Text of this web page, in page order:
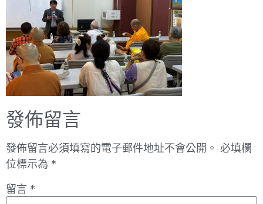
發佈留言
發佈留言必須填寫的電子郵件地址不會公開。 必填欄
位標示為 *
留言 *